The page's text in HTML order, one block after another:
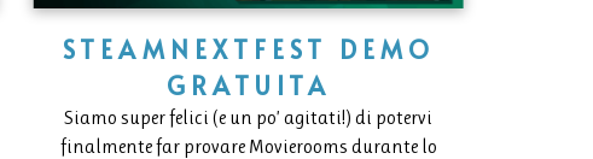
STEAMNEXTFEST DEMO
GRATUITA
Siamo super felici (e un po’ agitati!) di potervi
finalmente far provare Movierooms durante lo